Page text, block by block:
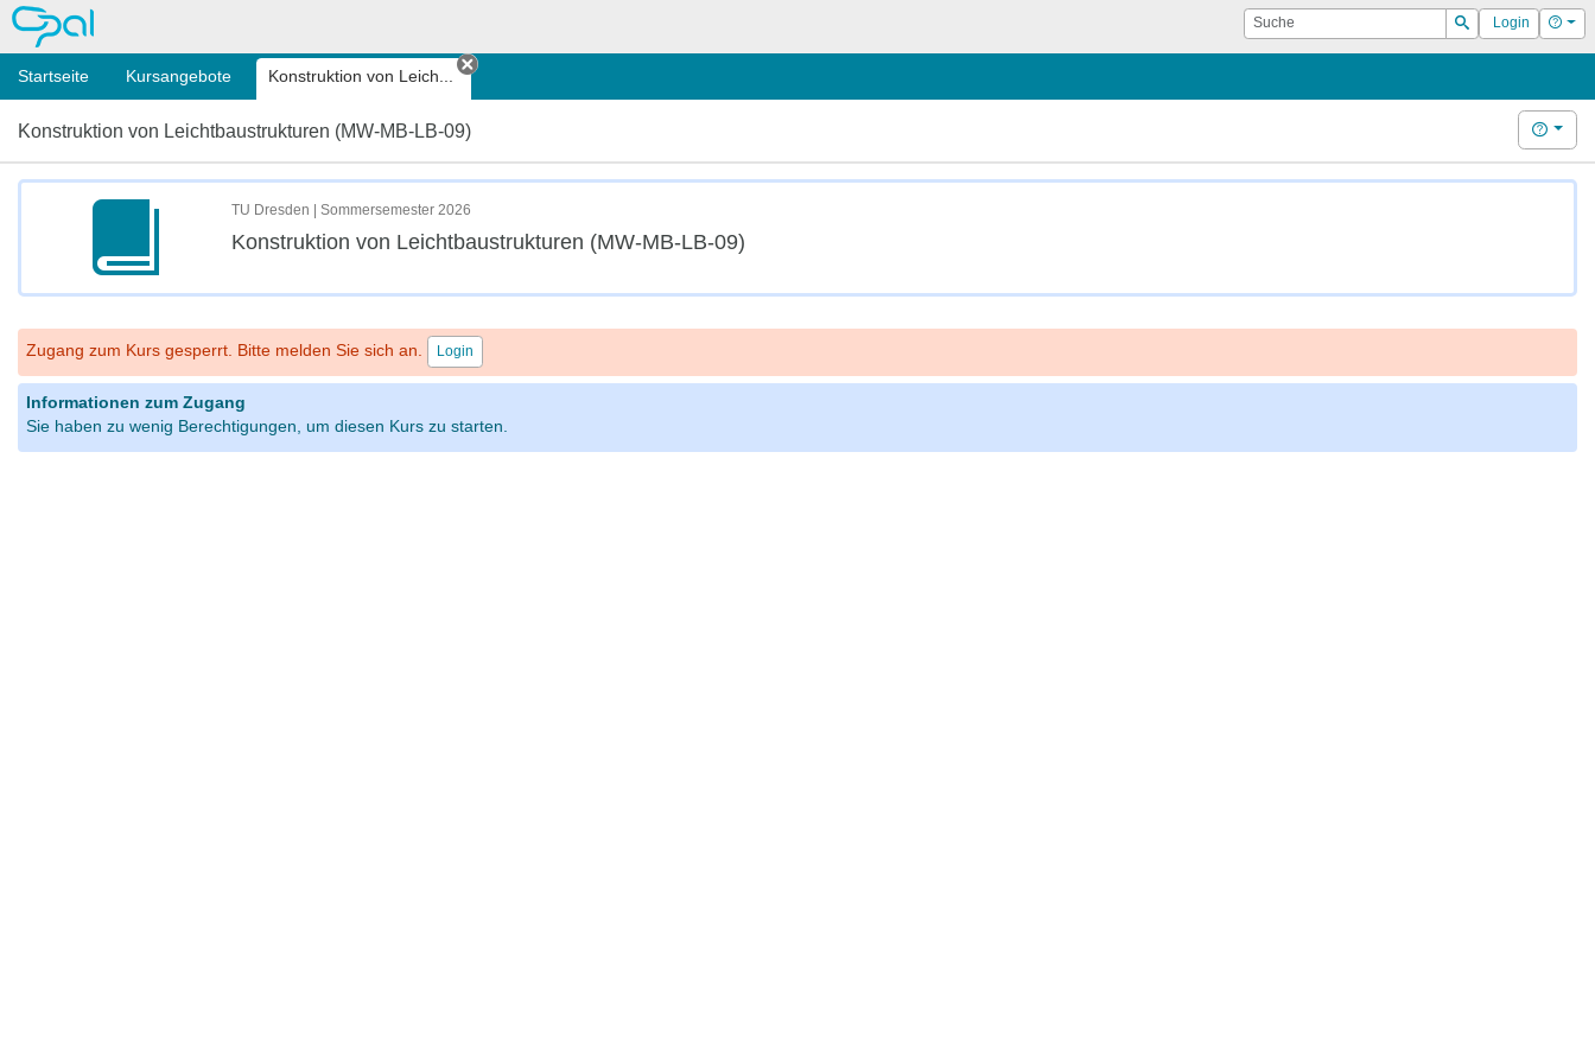
OPAL Suche
Suchen
Login Hilfe
Startseite Kursangebote Konstruktion von Leich...
Tab schließen
Konstruktion von Leichtbaustrukturen (MW-MB-LB-09) Hilfe
TU Dresden | Sommersemester 2026
Konstruktion von Leichtbaustrukturen (MW-MB-LB-09)
Zugang zum Kurs gesperrt. Bitte melden Sie sich an. Login
Informationen zum Zugang
Sie haben zu wenig Berechtigungen, um diesen Kurs zu starten.